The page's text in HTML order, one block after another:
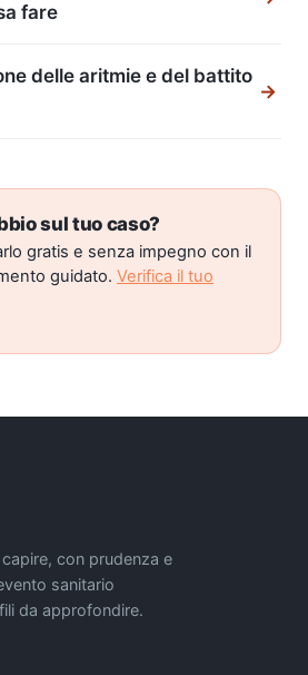
fare
delle aritmie e del battito
→
sul tuo caso?
gratis e senza impegno con il
guidato. Verifica il tuo
con prudenza e
sanitario
da approfondire.